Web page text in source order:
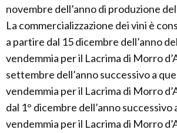
novembre dell’anno di produzione
La commercializzazione dei vini è
a partire dal 15 dicembre dell’anno
vendemmia per il Lacrima di Morro
settembre dell’anno successivo a
vendemmia per il Lacrima di Morro
dal 1° dicembre dell’anno successivo
vendemmia per il Lacrima di Morro